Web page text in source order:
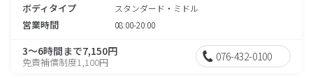
ボディタイプ スタンダード・ミドル
営業時間 08:00-20:00
3～6時間まで7,150円
免責補償制度1,100円 076-432-0100